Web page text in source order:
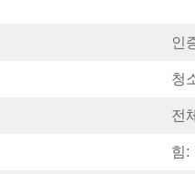
인
청
전
힘: